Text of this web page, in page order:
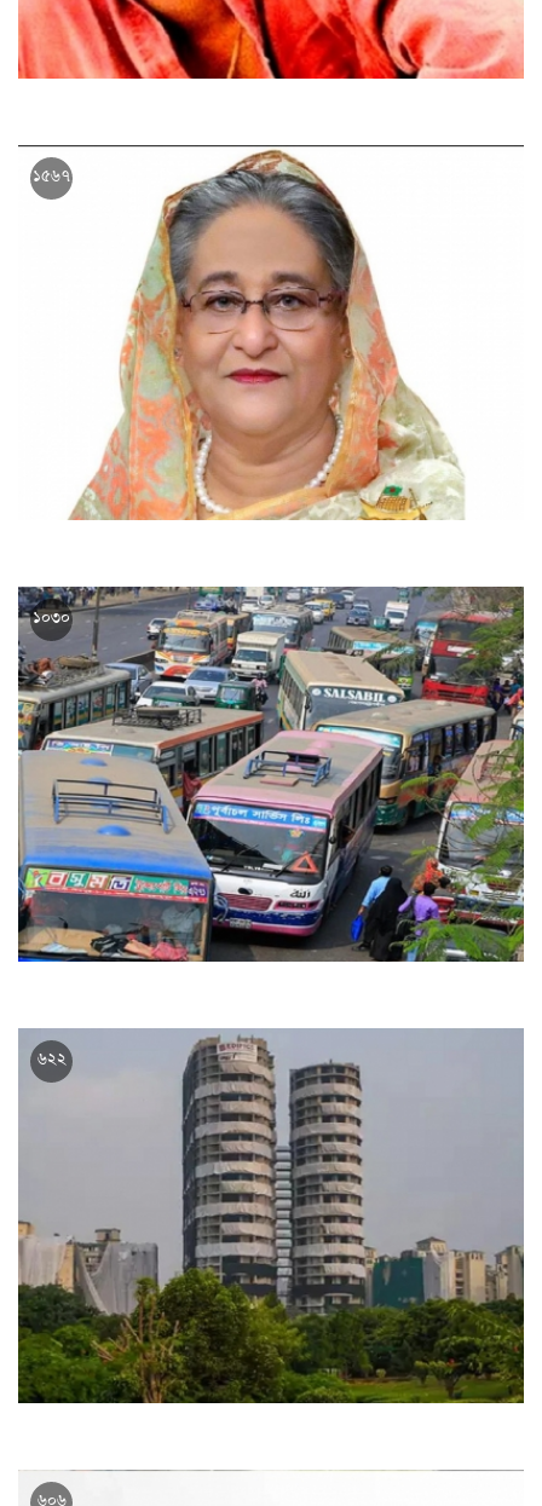
সালমান শাহ চলে যাওয়ার ২৬ বছর আজ
১৫৬৭
প্রধানমন্ত্রী আজ চা শ্রমিকদের সঙ্গে কথা বলবেন
১০৩০
আজ থেকে কার্যকর নতুন বাস ভাড়া
৬২২
আজ ৯ সেকেন্ডেই গুঁড়িয়ে দেওয়া হবে ভারতের টুইন টাওয়ার!
৬০৬